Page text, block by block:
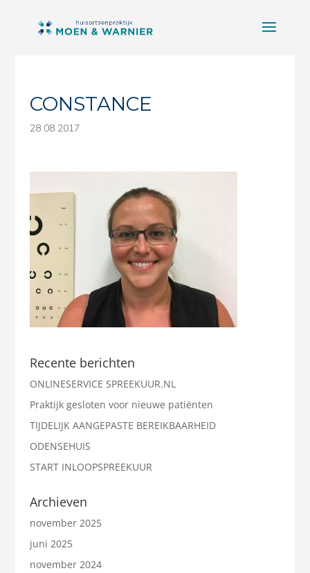
CONSTANCE
28 08 2017
Recente berichten
ONLINESERVICE SPREEKUUR.NL
Praktijk gesloten voor nieuwe patiënten
TIJDELIJK AANGEPASTE BEREIKBAARHEID
ODENSEHUIS
START INLOOPSPREEKUUR
Archieven
november 2025
juni 2025
november 2024